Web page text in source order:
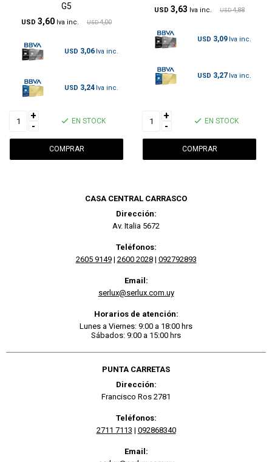
G5
USD 3,60 USD 4,00
USD 3,06
USD 3,24
+
-
EN STOCK
USD 3,63 USD 4,88
USD 3,09
USD 3,27
+
-
EN STOCK
CASA CENTRAL CARRASCO
Dirección:
Av. Italia 5672
Teléfonos:
2605 9149| 2600 2028| 092792893
Email:
serlux@serlux.com.uy
Horarios de atención:
Lunes a Viernes: 9:00 a 18:00 hrs
Sábados: 9:00 a 15:00 hrs
PUNTA CARRETAS
Dirección:
Francisco Ros 2781
Teléfonos:
2711 7113 | 092868340
Email: